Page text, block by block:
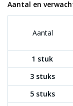
Aantal en
Aantal
1 stuk
3 stuks
5 stuks